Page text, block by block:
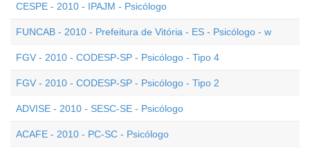
CESPE - 2010 - IPAJM - Psicólogo
FUNCAB - 2010 - Prefeitura de Vitória - ES - Psicólogo - w
FGV - 2010 - CODESP-SP - Psicólogo - Tipo 4
FGV - 2010 - CODESP-SP - Psicólogo - Tipo 2
ADVISE - 2010 - SESC-SE - Psicólogo
ACAFE - 2010 - PC-SC - Psicólogo